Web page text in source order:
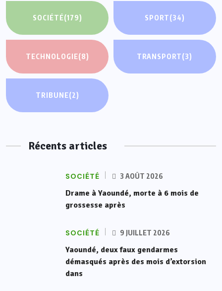
SOCIÉTÉ(179) SPORT(34)
TECHNOLOGIE(8) TRANSPORT(3)
TRIBUNE(2)
Récents articles
SOCIÉTÉ 3 AOÛT 2026
Drame à Yaoundé, morte à 6 mois de
grossesse après
SOCIÉTÉ 9 JUILLET 2026
Yaoundé, deux faux gendarmes
démasqués après des mois d’extorsion
dans